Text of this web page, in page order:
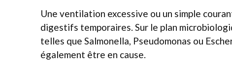
Une ventilation excessive ou un simple
digestifs temporaires. Sur le plan
telles que Salmonella, Pseudomonas ou
également être en cause.